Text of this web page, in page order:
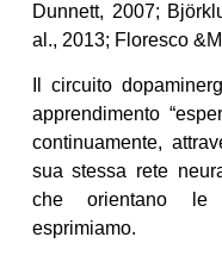
Dunnett, 2007;
al., 2013; Floresco
Il circuito
apprendimento
continuamente,
sua stessa rete
che orientano le
esprimiamo.